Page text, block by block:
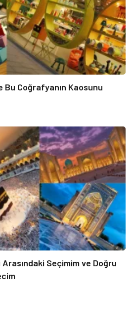
Bu Coğrafyanın Kaosunu
Seçimim ve Doğru